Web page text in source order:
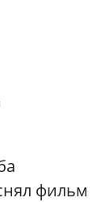
фильм